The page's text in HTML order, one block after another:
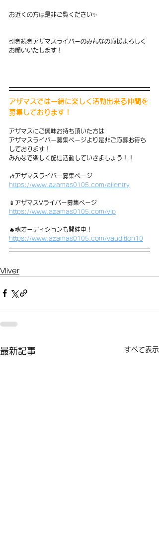
お近くの方は是非ご覧ください✨
引き続きアザマスライバーのみんなの応援よろしく
お願いいたします！
アザマスでは一緒に楽しく活動出来る仲間を
募集しております！
アザマスにご興味お持ち頂いた方は
アザマスライバー募集ページより是非ご応募お待ち
しております！
みんなで楽しく配信活動していきましょう！！
🎶アザマスライバー募集ページ
https://www.azamas0105.com/allentry
📱アザマスVライバー募集ページ
https://www.azamas0105.com/vlp
🔥魂オーディションも開催中！
https://www.azamas0105.com/vaudition10
Vliver
最新記事 すべて表示